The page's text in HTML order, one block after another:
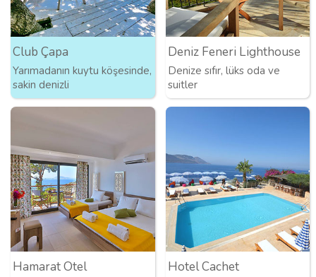
Club Çapa
Yarımadanın kuytu köşesinde,
sakin denizli
Deniz Feneri Lighthouse
Denize sıfır, lüks oda ve
suitler
Hamarat Otel Hotel Cachet